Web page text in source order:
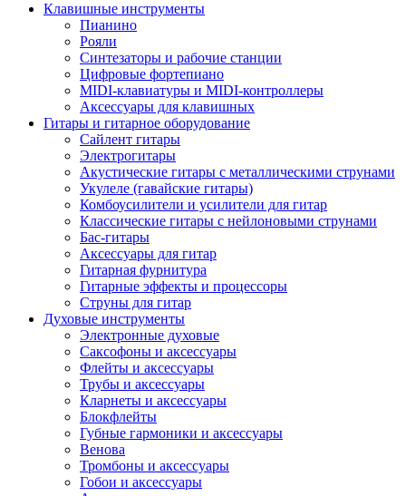
Клавишные инструменты
Пианино
Рояли
Синтезаторы и рабочие станции
Цифровые фортепиано
MIDI-клавиатуры и MIDI-контроллеры
Аксессуары для клавишных
Гитары и гитарное оборудование
Сайлент гитары
Электрогитары
Акустические гитары с металлическими струнами
Укулеле (гавайские гитары)
Комбоусилители и усилители для гитар
Классические гитары с нейлоновыми струнами
Бас-гитары
Аксессуары для гитар
Гитарная фурнитура
Гитарные эффекты и процессоры
Струны для гитар
Духовые инструменты
Электронные духовые
Саксофоны и аксессуары
Флейты и аксессуары
Трубы и аксессуары
Кларнеты и аксессуары
Блокфлейты
Губные гармоники и аксессуары
Венова
Тромбоны и аксессуары
Гобои и аксессуары